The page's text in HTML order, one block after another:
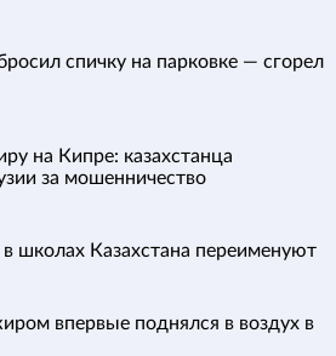
спичку на парковке — сгорел
на Кипре: казахстанца
за мошенничество
школах Казахстана переименуют
впервые поднялся в воздух в